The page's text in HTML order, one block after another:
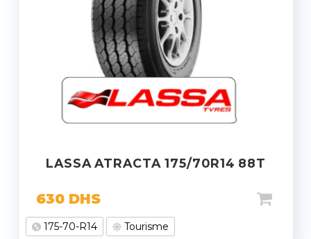
LASSA ATRACTA 175/70R14 88T
630 DHS
175-70-R14 Tourisme